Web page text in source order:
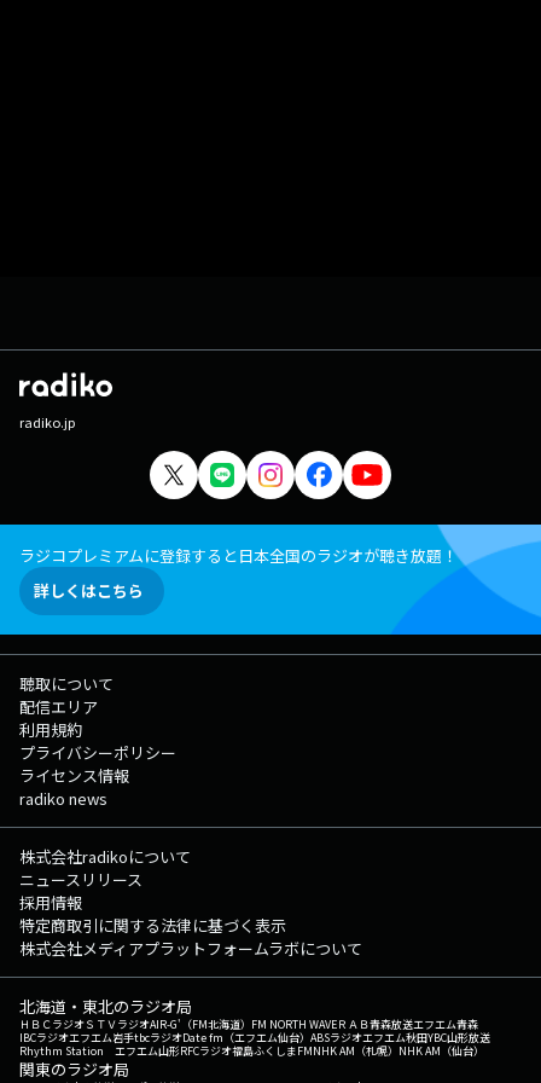
radiko.jp
ラジコプレミアムに登録すると日本全国のラジオが聴き放題！
詳しくはこちら
聴取について
配信エリア
利用規約
プライバシーポリシー
ライセンス情報
radiko news
株式会社radikoについて
ニュースリリース
採用情報
特定商取引に関する法律に基づく表示
株式会社メディアプラットフォームラボについて
北海道・東北のラジオ局
ＨＢＣラジオＳＴＶラジオAIR-G'（FM北海道） FM NORTH WAVEＲＡＢ青森放送エフエム青森
IBCラジオエフエム岩手tbcラジオDate fm（エフエム仙台） ABSラジオエフエム秋田YBC山形放送
Rhythm Station エフエム山形RFCラジオ福島ふくしまFMNHK AM（札幌） NHK AM（仙台）
関東のラジオ局